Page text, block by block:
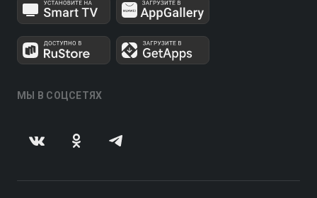
МЫ В СОЦСЕТЯХ